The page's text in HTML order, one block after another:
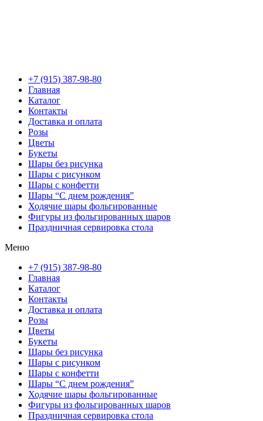
+7 (915) 387-98-80
Главная
Каталог
Контакты
Доставка и оплата
Розы
Цветы
Букеты
Шары без рисунка
Шары с рисунком
Шары с конфетти
Шары “С днем рождения”
Ходячие шары фольгированные
Фигуры из фольгированных шаров
Праздничная сервировка стола
Меню
+7 (915) 387-98-80
Главная
Каталог
Контакты
Доставка и оплата
Розы
Цветы
Букеты
Шары без рисунка
Шары с рисунком
Шары с конфетти
Шары “С днем рождения”
Ходячие шары фольгированные
Фигуры из фольгированных шаров
Праздничная сервировка стола